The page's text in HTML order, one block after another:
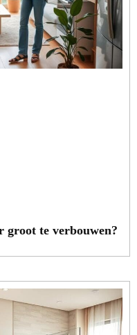
groot te verbouwen?